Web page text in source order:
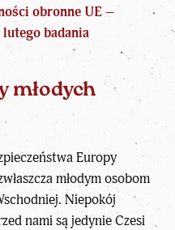
obronne UE –
badania
młodych
Europy
młodym osobom
Niepokój
nami są jedynie Czesi